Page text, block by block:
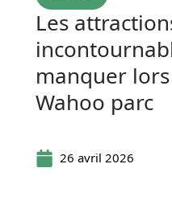
Les
manquer
Wahoo parc
26 avril 2026